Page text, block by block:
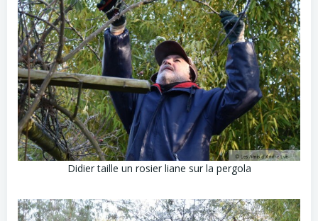
Didier taille un rosier liane sur la pergola